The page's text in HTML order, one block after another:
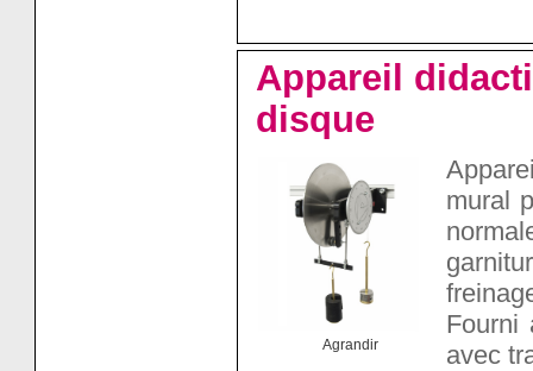
Appareil
disque
Agrandir
mural
Fourni
avec